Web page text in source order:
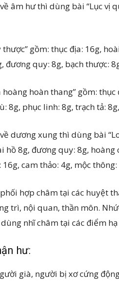
âm hư thì dùng bài “Lục vị
thược” gồm: thục địa: 16g,
đương quy: 8g, bạch thược:
hoàng hoàn thang” gồm:
8g, phục linh: 8g, trạch tả:
dương xung thì dùng bài
hồ 8g, đương quy: 8g,
16g, cam thảo: 4g, mộc
hợp châm tại các huyệt
trì, nội quan, thần môn.
nhĩ châm tại các điểm hạ
hư:
già, người bị xơ cứng